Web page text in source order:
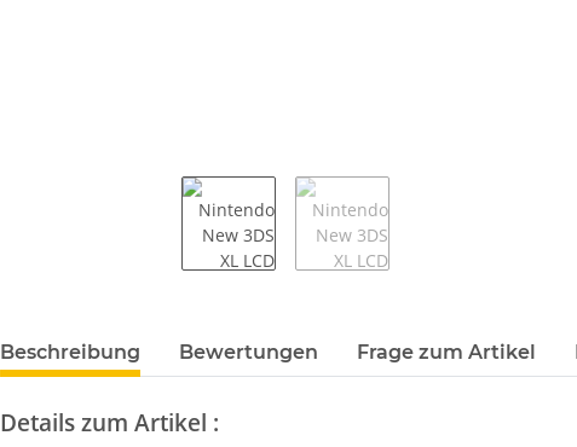
weitere Registerkarten anzeigen
Beschreibung Bewertungen Frage zum Artikel
Details zum Artikel :